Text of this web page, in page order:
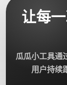
让每
瓜瓜小工具通
用户持续